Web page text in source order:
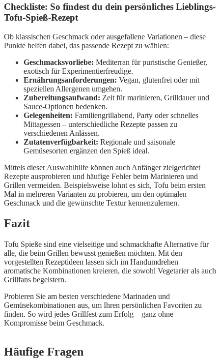
Checkliste: So findest du dein persönliches Lieblings-
Tofu-Spieß-Rezept
Ob klassischen Geschmack oder ausgefallene Variationen – diese
Punkte helfen dabei, das passende Rezept zu wählen:
Geschmacksvorliebe: Mediterran für puristische Genießer,
exotisch für Experimentierfreudige.
Ernährungsanforderungen: Vegan, glutenfrei oder mit
speziellen Allergenen umgehen.
Zubereitungsaufwand: Zeit für marinieren, Grilldauer und
Sauce-Optionen bedenken.
Gelegenheiten: Familiengrillabend, Party oder schnelles
Mittagessen – unterschiedliche Rezepte passen zu
verschiedenen Anlässen.
Zutatenverfügbarkeit: Regionale und saisonale
Gemüsesorten ergänzen den Spieß ideal.
Mittels dieser Auswahlhilfe können auch Anfänger zielgerichtet
Rezepte ausprobieren und häufige Fehler beim Marinieren und
Grillen vermeiden. Beispielsweise lohnt es sich, Tofu beim ersten
Mal in mehreren Varianten zu probieren, um den optimalen
Geschmack und die gewünschte Textur kennenzulernen.
Fazit
Tofu Spieße sind eine vielseitige und schmackhafte Alternative für
alle, die beim Grillen bewusst genießen möchten. Mit den
vorgestellten Rezeptideen lassen sich im Handumdrehen
aromatische Kombinationen kreieren, die sowohl Vegetarier als auch
Grillfans begeistern.
Probieren Sie am besten verschiedene Marinaden und
Gemüsekombinationen aus, um Ihren persönlichen Favoriten zu
finden. So wird jedes Grillfest zum Erfolg – ganz ohne
Kompromisse beim Geschmack.
Häufige Fragen